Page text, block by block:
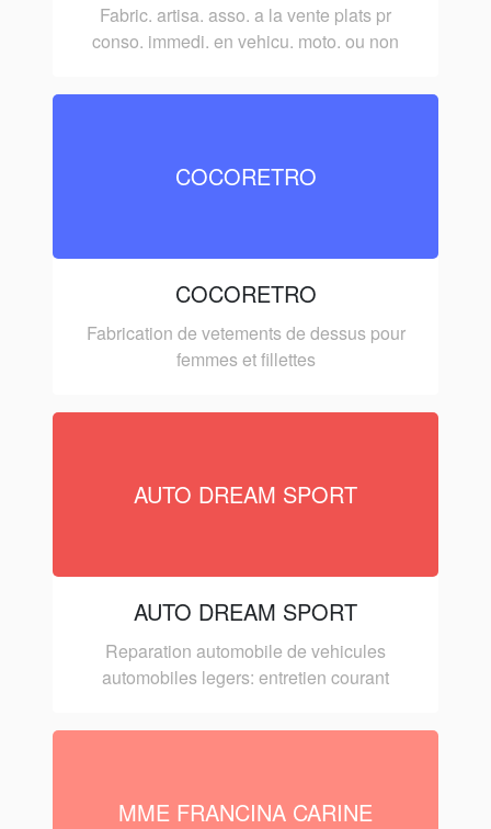
Fabric. artisa. asso. a la vente plats pr
conso. immedi. en vehicu. moto. ou non
COCORETRO
COCORETRO
Fabrication de vetements de dessus pour
femmes et fillettes
AUTO DREAM SPORT
AUTO DREAM SPORT
Reparation automobile de vehicules
automobiles legers: entretien courant
MME FRANCINA CARINE